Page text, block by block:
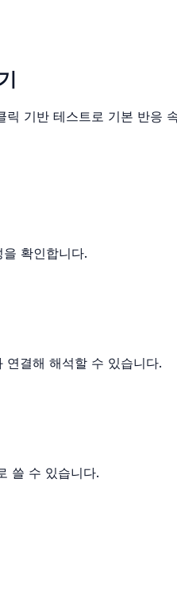
기반 테스트로 기본 반응
확인합니다.
결해 해석할 수 있습니다.
쓸 수 있습니다.